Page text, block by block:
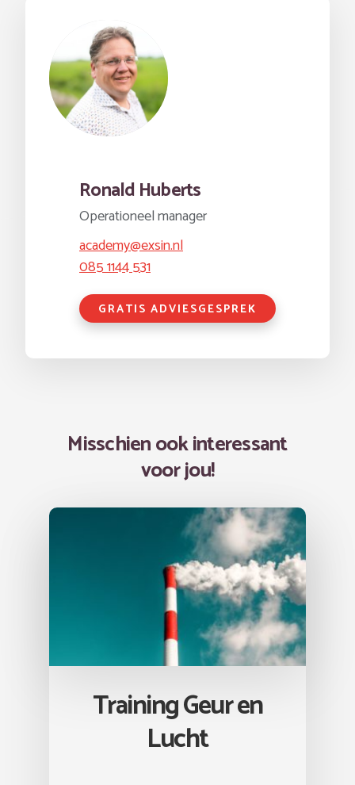
Ronald Huberts
Operationeel manager
academy@exsin.nl
085 1144 531
GRATIS ADVIESGESPREK
Misschien ook interessant
voor jou!
Training Geur en
Lucht